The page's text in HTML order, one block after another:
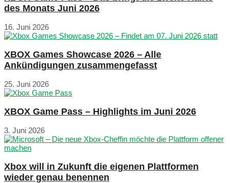
des Monats Juni 2026
16. Juni 2026
XBOX Games Showcase 2026 – Alle
Ankündigungen zusammengefasst
25. Juni 2026
XBOX Game Pass – Highlights im Juni 2026
3. Juni 2026
Xbox will in Zukunft die eigenen Plattformen
wieder genau benennen